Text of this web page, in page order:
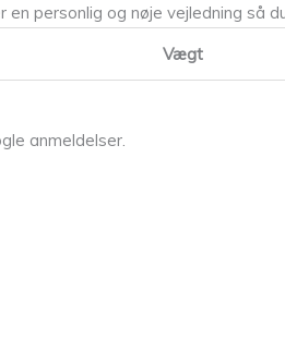
personlig og nøje vejledning så
Vægt
anmeldelser.